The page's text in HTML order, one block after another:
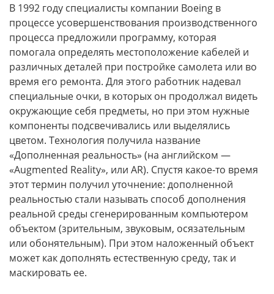
В 1992 году специалисты компании Boeing в
процессе усовершенствования производственного
процесса предложили программу, которая
помогала определять местоположение кабелей и
различных деталей при постройке самолета или во
время его ремонта. Для этого работник надевал
специальные очки, в которых он продолжал видеть
окружающие себя предметы, но при этом нужные
компоненты подсвечивались или выделялись
цветом. Технология получила название
«Дополненная реальность» (на английском —
«Augmented Reality», или AR). Спустя какое-то время
этот термин получил уточнение: дополненной
реальностью стали называть способ дополнения
реальной среды сгенерированным компьютером
объектом (зрительным, звуковым, осязательным
или обонятельным). При этом наложенный объект
может как дополнять естественную среду, так и
маскировать ее.